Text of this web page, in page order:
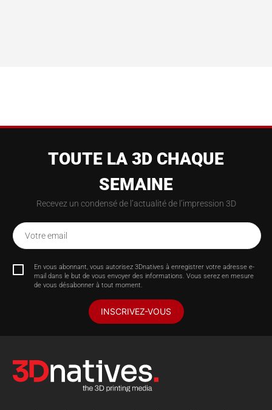
TOUTE LA 3D CHAQUE
SEMAINE
Recevez un condensé de l’actualité de l’impression 3D
Votre email
En vous abonnant, vous autorisez 3Dnatives à enregistrer votre adresse e-
mail dans le but de vous envoyer des informations. Vous serez en mesure
de vous désabonner à tout moment.
INSCRIVEZ-VOUS